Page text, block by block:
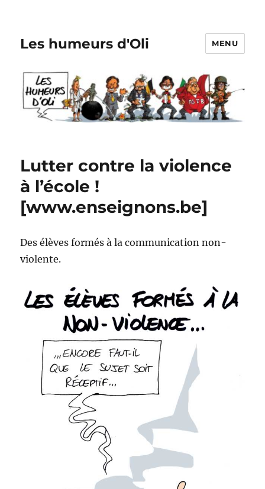
Les humeurs d'Oli MENU
Lutter contre la violence
à l’école !
[www.enseignons.be]
Des élèves formés à la communication non-
violente.